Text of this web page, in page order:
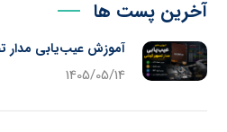
آخرین پست ها
آموزش عیب‌یابی مدار
1405/05/14